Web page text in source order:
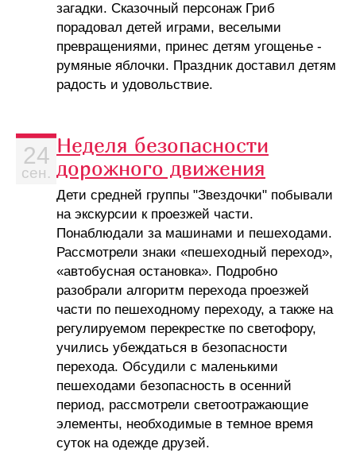
загадки. Сказочный персонаж Гриб
порадовал детей играми, веселыми
превращениями, принес детям угощенье -
румяные яблочки. Праздник доставил детям
радость и удовольствие.
24
сен.
Неделя безопасности
дорожного движения
Дети средней группы "Звездочки" побывали
на экскурсии к проезжей части.
Понаблюдали за машинами и пешеходами.
Рассмотрели знаки «пешеходный переход»,
«автобусная остановка». Подробно
разобрали алгоритм перехода проезжей
части по пешеходному переходу, а также на
регулируемом перекрестке по светофору,
учились убеждаться в безопасности
перехода. Обсудили с маленькими
пешеходами безопасность в осенний
период, рассмотрели светоотражающие
элементы, необходимые в темное время
суток на одежде друзей.